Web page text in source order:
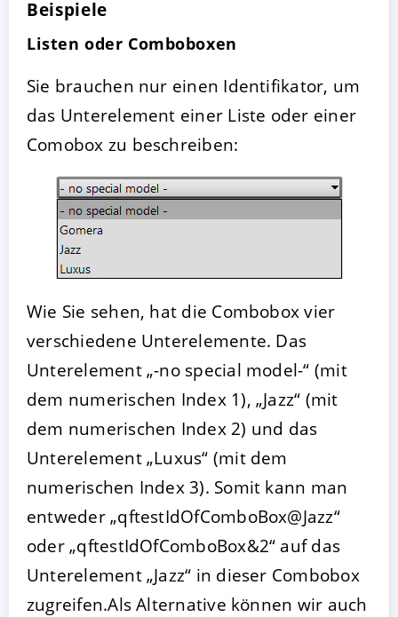
Beispiele
Listen oder Comboboxen
Sie brauchen nur einen Identifikator, um
das Unterelement einer Liste oder einer
Comobox zu beschreiben:
Wie Sie sehen, hat die Combobox vier
verschiedene Unterelemente. Das
Unterelement „-no special model-“ (mit
dem numerischen Index 1), „Jazz“ (mit
dem numerischen Index 2) und das
Unterelement „Luxus“ (mit dem
numerischen Index 3). Somit kann man
entweder „qftestIdOfComboBox@Jazz“
oder „qftestIdOfComboBox&2“ auf das
Unterelement „Jazz“ in dieser Combobox
zugreifen.Als Alternative können wir auch